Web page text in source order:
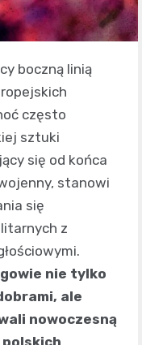
boczną linią
często
sztuki
się od końca
stanowi
się
z
nie tylko
ale
nowoczesną
polskich,